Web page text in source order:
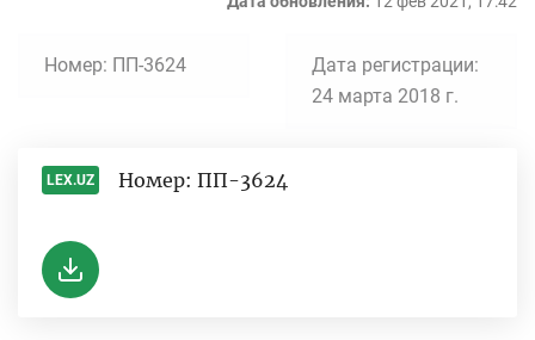
Номер: ПП-3624
Дата регистрации:
24 марта 2018 г.
LEX.UZ Номер: ПП-3624